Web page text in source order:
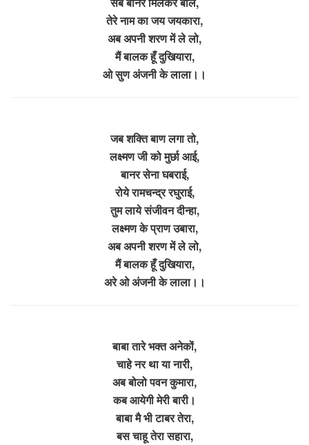
तेरे नाम का जय जयकारा,
अब अपनी शरण में ले लो,
मैं बालक हूँ दुखियारा,
ओ सुण अंजनी के लाला।।
जब शक्ति बाण लगा तो,
लक्ष्मण जी को मुर्छा आई,
बानर सेना घबराई,
रोये रामचन्द्र रघुराई,
तुम लाये संजीवन दीन्हा,
लक्ष्मण के प्राण उबारा,
अब अपनी शरण में ले लो,
मैं बालक हूँ दुखियारा,
अरे ओ अंजनी के लाला।।
बाबा तारे भक्त अनेकों,
चाहे नर था या नारी,
अब बोलो पवन कुमारा,
कब आयेगी मेरी बारी।
बाबा मै भी टाबर तेरा,
बस चाहू तेरा सहारा,